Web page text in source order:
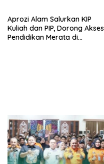
Aprozi Alam Salurkan KIP
Kuliah dan PIP, Dorong Akses
Pendidikan Merata di